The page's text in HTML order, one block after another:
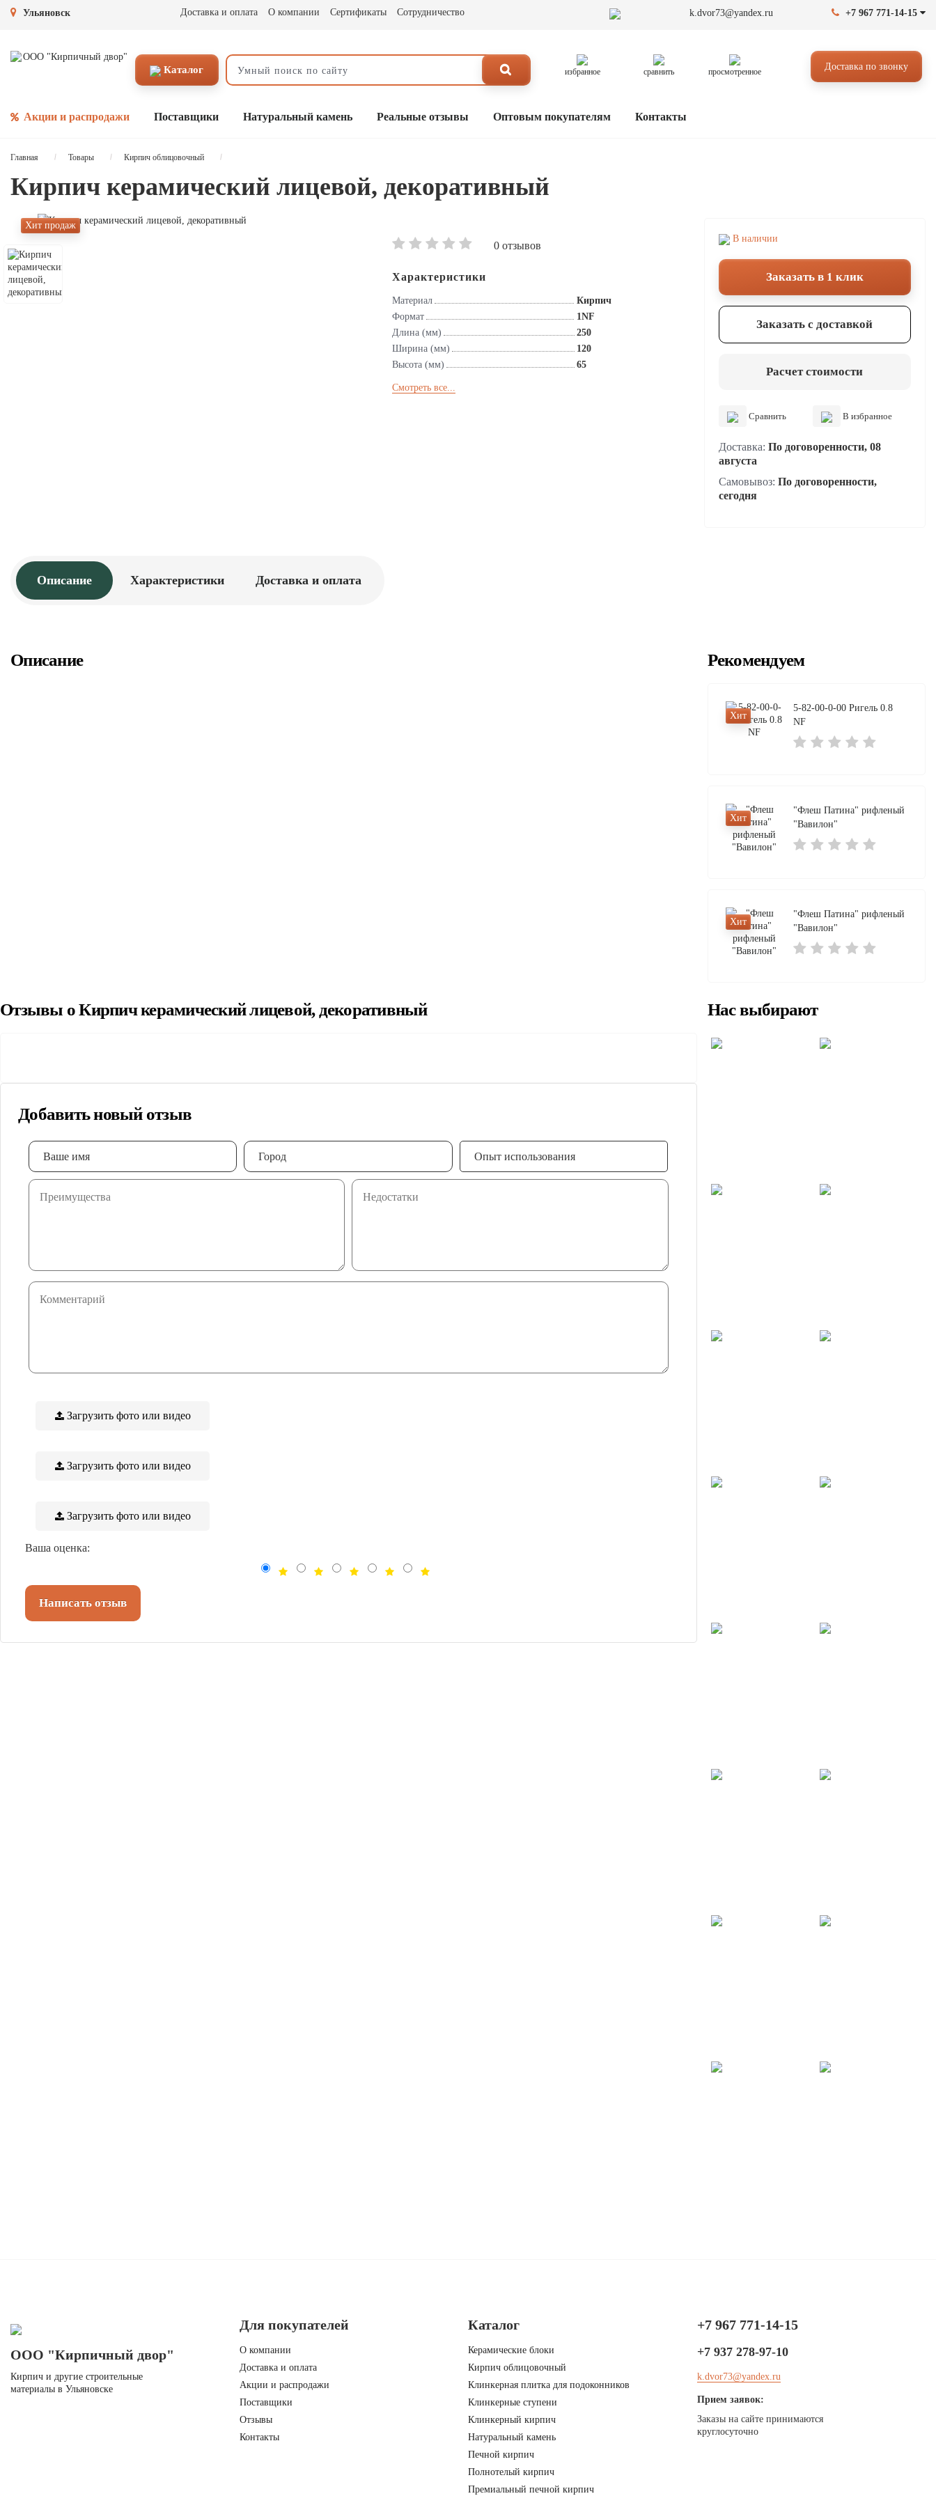
Ульяновск Доставка и оплата О компании Сертификаты Сотрудничество k.dvor73@yandex.ru +7 967 771-14-15
Каталог избранное сравнить просмотренное Доставка по звонку
Акции и распродажи Поставщики Натуральный камень Реальные отзывы Оптовым покупателям Контакты
Главная Товары Кирпич облицовочный
Кирпич керамический лицевой, декоративный
Хит продаж
0 отзывов
Характеристики
Материал
Кирпич
Формат
1NF
Длина (мм)
250
Ширина (мм)
120
Высота (мм)
65
Смотреть все...
В наличии
Заказать в 1 клик
Заказать с доставкой
Расчет стоимости
Сравнить В избранное
Доставка: По договоренности, 08
августа
Самовывоз: По договоренности,
сегодня
Описание Характеристики Доставка и оплата
Описание Рекомендуем
Хит
5-82-00-0-00 Ригель 0.8
NF
Хит
"Флеш Патина" рифленый
"Вавилон"
Хит
"Флеш Патина" рифленый
"Вавилон"
Отзывы о Кирпич керамический лицевой, декоративный
Добавить новый отзыв
Загрузить фото или видео
Загрузить фото или видео
Загрузить фото или видео
Ваша оценка:
Написать отзыв
Нас выбирают
ООО "Кирпичный двор"
Кирпич и другие строительные
материалы в Ульяновске
Для покупателей
О компании
Доставка и оплата
Акции и распродажи
Поставщики
Отзывы
Контакты
Каталог
Керамические блоки
Кирпич облицовочный
Клинкерная плитка для подоконников
Клинкерные ступени
Клинкерный кирпич
Натуральный камень
Печной кирпич
Полнотелый кирпич
Премиальный печной кирпич
+7 967 771-14-15
+7 937 278-97-10
k.dvor73@yandex.ru
Прием заявок:
Заказы на сайте принимаются
круглосуточно